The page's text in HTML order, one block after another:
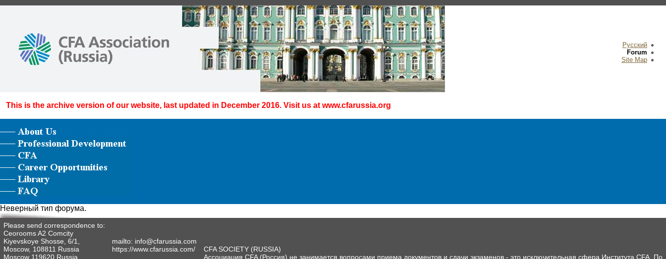
Русский
Forum
Site Map
This is the archive version of our website, last updated in December 2016. Visit us at www.cfarussia.org
Неверный тип форума.
Please send correspondence to:
Ceorooms A2 Comcity
Kiyevskoye Shosse, 6/1,
Moscow, 108811 Russia
Moscow 119620 Russia
mailto: info@cfarussia.com
https://www.cfarussia.com/
CFA SOCIETY (RUSSIA)
Ассоциация CFA (Россия) не занимается вопросами приема документов и сдачи экзаменов - это исключительная сфера Института CFA. По